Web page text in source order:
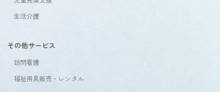
生活介護
その他サービス
訪問看護
福祉用具販売・レンタル